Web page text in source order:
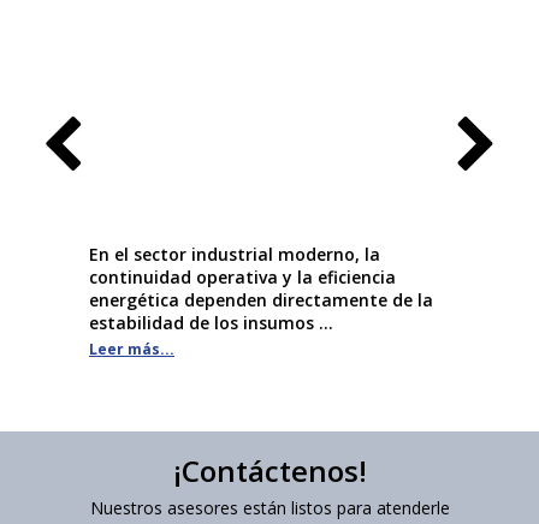
En el sector industrial moderno, la
continuidad operativa y la eficiencia
energética dependen directamente de la
estabilidad de los insumos ...
Leer más...
¡Contáctenos!
Nuestros asesores están listos para atenderle